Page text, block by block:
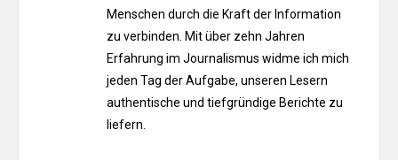
Menschen durch die Kraft der Information
zu verbinden. Mit über zehn Jahren
Erfahrung im Journalismus widme ich mich
jeden Tag der Aufgabe, unseren Lesern
authentische und tiefgründige Berichte zu
liefern.